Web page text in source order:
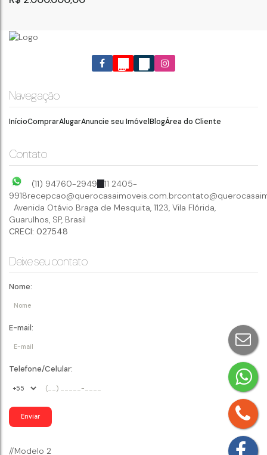
Terreno à Venda, Jardim Paraíso - Guarulhos
630.00m²
Navegação
InícioComprarAlugarAnuncie seu ImóvelBlogÁrea do Cliente
Contato
(11) 94760-2949
11 2405-
9918recepcao@querocasaimoveis.com.br
Avenida Otávio Braga de Mesquita, 1123, Vila Flórida,
Guarulhos, SP, Brasil
CRECI: 027548
Deixe seu contato
Nome:
E-mail:
Telefone/Celular:
//Modelo 2